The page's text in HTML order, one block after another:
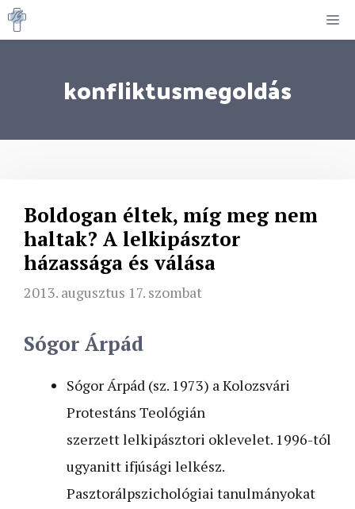
Kilépés
a
konfliktusmegoldás
Boldogan éltek, míg meg nem
haltak? A lelkipásztor
házassága és válása
2013. augusztus 17. szombat
Sógor Árpád
Sógor Árpád (sz. 1973) a Kolozsvári
Protestáns Teológián
szerzett lelkipásztori oklevelet. 1996-tól
ugyanitt ifjúsági lelkész.
Pasztorálpszichológiai tanulmányokat